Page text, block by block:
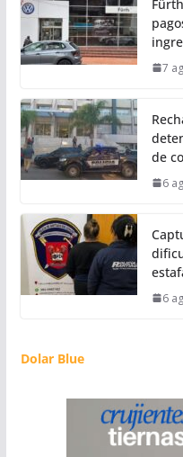
7
de
6
6
Dolar Blue